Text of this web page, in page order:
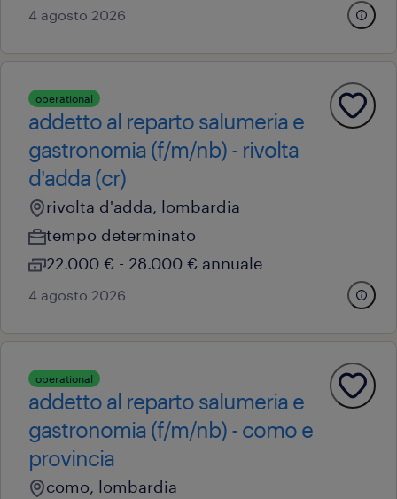
4 agosto 2026
operational
addetto al reparto salumeria e
gastronomia (f/m/nb) - rivolta
d'adda (cr)
rivolta d'adda, lombardia
tempo determinato
22.000 € - 28.000 € annuale
4 agosto 2026
operational
addetto al reparto salumeria e
gastronomia (f/m/nb) - como e
provincia
como, lombardia